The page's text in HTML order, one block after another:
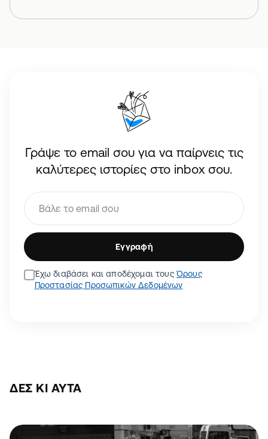
Γράψε το email σου για να παίρνεις τις
καλύτερες ιστορίες στο inbox σου.
Εγγραφή
Έχω διαβάσει και αποδέχομαι τουςΌρους
Προστασίας Προσωπικών Δεδομένων
ΔΕΣ ΚΙ ΑΥΤΆ